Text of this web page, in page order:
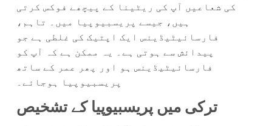
کی شعاعیں آپ کی ریٹینا کے پیچھے فوکس کرتی
ہیں، جیسے پریسبیوپیا میں۔ تاہم،
فارسائیٹیڈینس ایک اپتیک کی غلطی ہے جو
پیدائش سے ہوتی ہے۔ یہ ممکن ہے کہ آپ کو
فارسائیٹیڈینس ہو اور پھر عمر کے ساتھ
پریسبیوپیا ہوجائے۔
ترکی میں پریسبیوپیا کے تشخیص